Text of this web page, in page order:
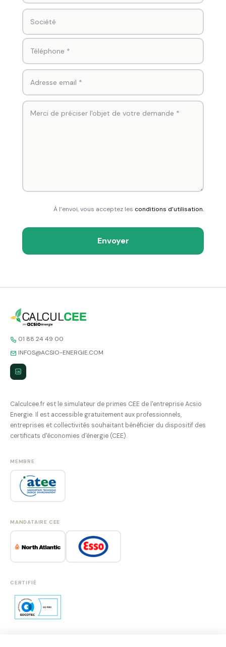
À l’envoi, vous acceptez les conditions d’utilisation.
Envoyer
01 88 24 49 00
INFOS@ACSIO-ENERGIE.COM
Calculcee.fr est le simulateur de primes CEE de l'entreprise Acsio
Energie. Il est accessible gratuitement aux professionnels,
entreprises et collectivités souhaitant bénéficier du dispositif des
certificats d'économies d'énergie (CEE).
MEMBRE
MANDATAIRE CEE
CERTIFIÉ